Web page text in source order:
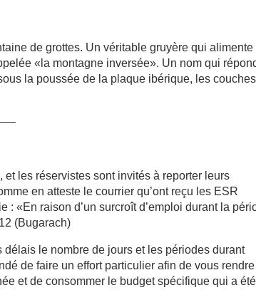
de grottes. Un véritable gruyère qui alimente
«la montagne inversée». Un nom qui
la poussée de la plaque ibérique, les couches
les réservistes sont invités à reporter leurs
en atteste le courrier qu’ont reçu les ESR
«En raison d’un surcroît d’emploi durant la
(Bugarach)
le nombre de jours et les périodes durant
de faire un effort particulier afin de vous rendre
et de consommer le budget spécifique qui a été